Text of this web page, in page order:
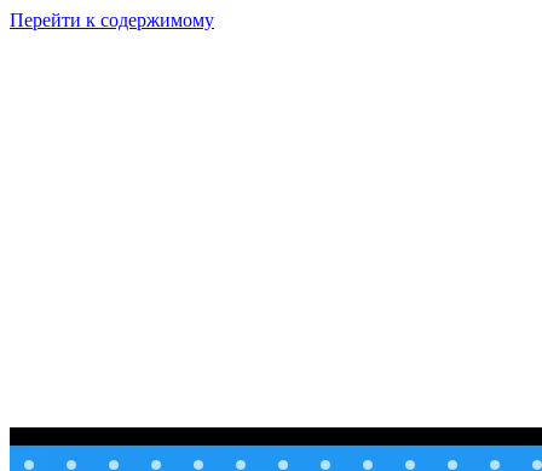
Перейти к содержимому